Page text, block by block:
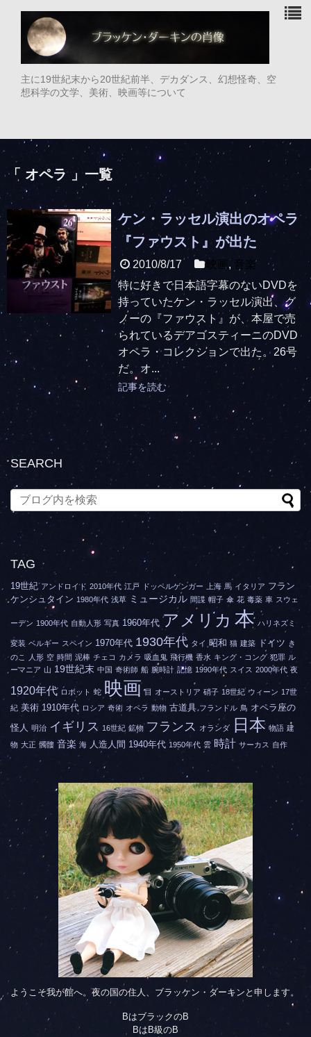
主に19世紀末から20世紀前半、デカダンス、幻想怪奇、空
想科学の文学、美術、映画等について
「 オペラ 」一覧
ケン・ラッセル演出のオペラ
『ファウスト』が出た
2010/8/17 映画 , 音楽
特に好きで日本語字幕のないDVDを
持っていたケン・ラッセル演出、グ
ノーの『ファウスト』が、本屋で売
られているデアゴスティーニのDVD
オペラ・コレクションで出た。26号
だ。オ...
記事を読む
SEARCH
TAG
19世紀 アンドロイド 2010年代 江戸 ドッペルゲンガー 上海 馬 イタリア フラン
ケンシュタイン 1980年代 浅草 ミュージカル 間諜 帽子 傘 花 毒薬 車 スウェ
ーデン 1900年代 自動人形 写真 1960年代 アメリカ 本 ハリネズミ
変装 ベルギー スペイン 1970年代 1930年代 タイ 昭和 猫 建築 ドイツ き
のこ
人形 空 時間 泥棒 チェコ カメラ 吸血鬼 飛行機 香水 キング・コング 犯罪 ル
ーマニア 山 19世紀末 中国 奇術師 船 腕時計 記憶 1990年代 スイス 2000年代 夜
1920年代 ロボット 蛇 映画 目 オーストリア 硝子 18世紀 ウィーン 17世
紀 美術 1910年代 ロシア 奇術 オペラ 動物 古道具 フランドル 鳥 オペラ座の
怪人 明治 イギリス 16世紀 鉱物 フランス オランダ 日本 物語 建
物 大正 髑髏 音楽 海 人造人間 1940年代 1950年代 雲 時計 サーカス 自作
ようこそ我が館へ。夜の国の住人、ブラッケン・ダーキンと申します。
BはブラックのB
BはB級のB